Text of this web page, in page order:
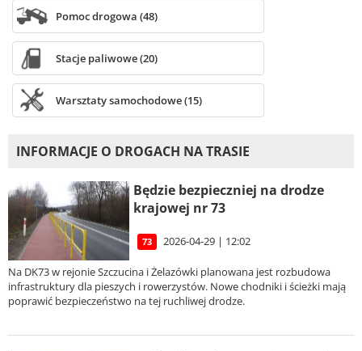
Pomoc drogowa (48)
Stacje paliwowe (20)
Warsztaty samochodowe (15)
INFORMACJE O DROGACH NA TRASIE
Będzie bezpieczniej na drodze
krajowej nr 73
73 2026-04-29 | 12:02
Na DK73 w rejonie Szczucina i Żelazówki planowana jest rozbudowa
infrastruktury dla pieszych i rowerzystów. Nowe chodniki i ścieżki mają
poprawić bezpieczeństwo na tej ruchliwej drodze.